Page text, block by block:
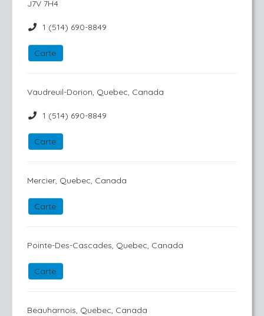
J7V 7H4
1 (514) 690-8849
Carte
Vaudreuil-Dorion, Quebec, Canada
1 (514) 690-8849
Carte
Mercier, Quebec, Canada
Carte
Pointe-Des-Cascades, Quebec, Canada
Carte
Beauharnois, Quebec, Canada